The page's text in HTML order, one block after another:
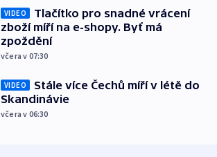
VIDEO
Tlačítko pro snadné vrácení
zboží míří na e-shopy. Byť má
zpoždění
včera v 07:30
VIDEO
Stále více Čechů míří v létě do
Skandinávie
včera v 06:30